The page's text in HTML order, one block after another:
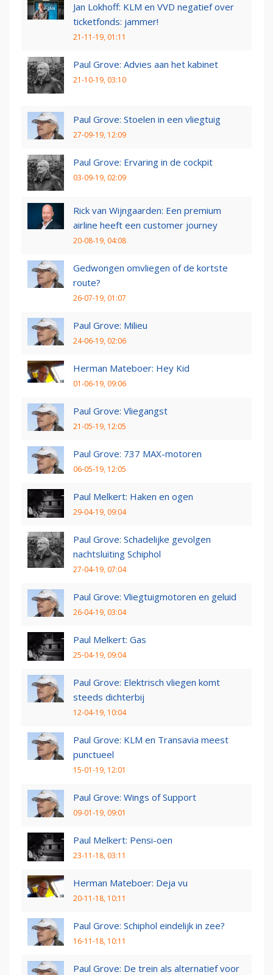
Jan Lokhoff: KLM en VVD negatief over
ticketfonds: jammer!
21-11-19, 01:11
Paul Grove: Advies aan het kabinet
21-10-19, 03:10
Paul Grove: Stoelen in een vliegtuig
27-09-19, 12:09
Paul Grove: Ervaring in de cockpit
03-09-19, 02:09
Rick van Wijngaarden: Een premium
airline heeft een customer journey
20-08-19, 04:08
Gedwongen omvliegen of de kortste
route?
26-07-19, 01:07
Paul Grove: Milieu
24-06-19, 02:06
Herman Mateboer: Hey Kid
01-06-19, 09:06
Paul Grove: Vliegangst
21-05-19, 12:05
Paul Grove: 737 MAX-motoren
06-05-19, 12:05
Paul Melkert: Haken en ogen
29-04-19, 09:04
Paul Grove: Schadelijke gevolgen
nachtsluiting Schiphol
27-04-19, 07:04
Paul Grove: Vliegtuigmotoren en geluid
26-04-19, 03:04
Paul Melkert: Gas
25-04-19, 09:04
Paul Grove: Elektrisch vliegen komt
steeds dichterbij
12-04-19, 10:04
Paul Grove: KLM en Transavia meest
punctueel
15-01-19, 12:01
Paul Grove: Wings of Support
09-01-19, 09:01
Paul Melkert: Pensi-oen
23-11-18, 03:11
Herman Mateboer: Deja vu
20-11-18, 10:11
Paul Grove: Schiphol eindelijk in zee?
16-11-18, 10:11
Paul Grove: De trein als alternatief voor